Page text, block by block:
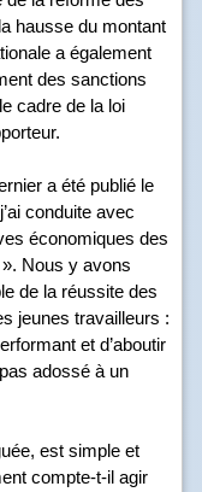
hausse du montant
a également
des sanctions
cadre de la loi
a été publié le
conduite avec
économiques des
Nous y avons
de la réussite des
jeunes travailleurs :
et d’aboutir
adossé à un
est simple et
compte-t-il agir